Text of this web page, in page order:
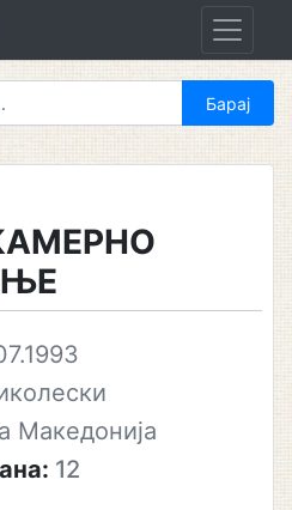
Македонија
12